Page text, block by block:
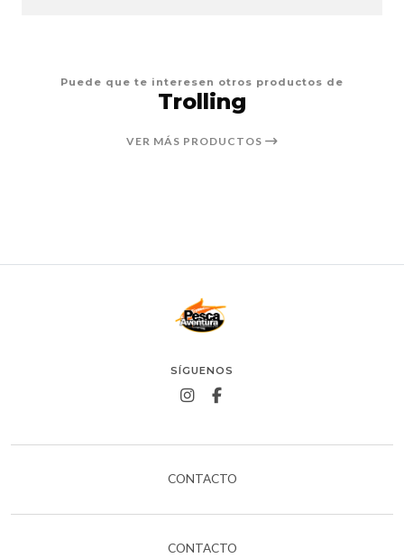
Puede que te interesen otros productos de
Trolling
VER MÁS PRODUCTOS
SÍGUENOS
CONTACTO
CONTACTO